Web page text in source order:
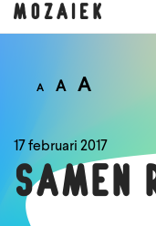
A A A
17 februari 2017
SAMEN